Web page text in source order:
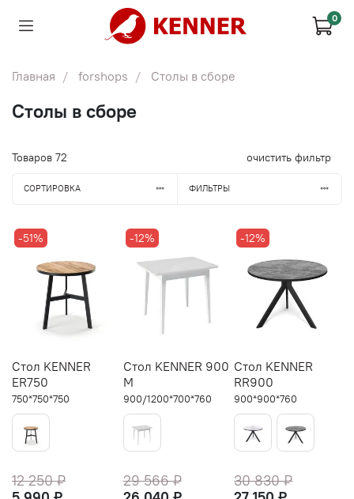
0
Главная forshops Столы в сборе
Столы в сборе
Товаров 72 очистить фильтр
СОРТИРОВКА ФИЛЬТРЫ
-51%
Стол KENNER
ER750
750*750*750
12 250 ₽
-12%
Стол KENNER 900
М
900/1200*700*760
29 566 ₽
-12%
Стол KENNER
RR900
900*900*760
30 830 ₽